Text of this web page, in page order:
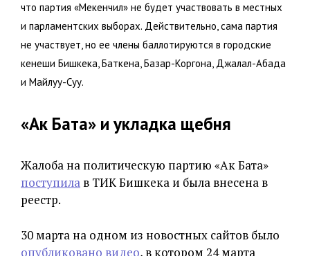
что партия «Мекенчил» не будет участвовать в местных
и парламентских выборах. Действительно, сама партия
не участвует, но ее члены баллотируются в городские
кенеши Бишкека, Баткена, Базар-Коргона, Джалал-Абада
и Майлуу-Суу.
«Ак Бата» и укладка щебня
Жалоба на политическую партию «Ак Бата»
поступила в ТИК Бишкека и была внесена в
реестр.
30 марта на одном из новостных сайтов было
опубликовано видео, в котором 24 марта